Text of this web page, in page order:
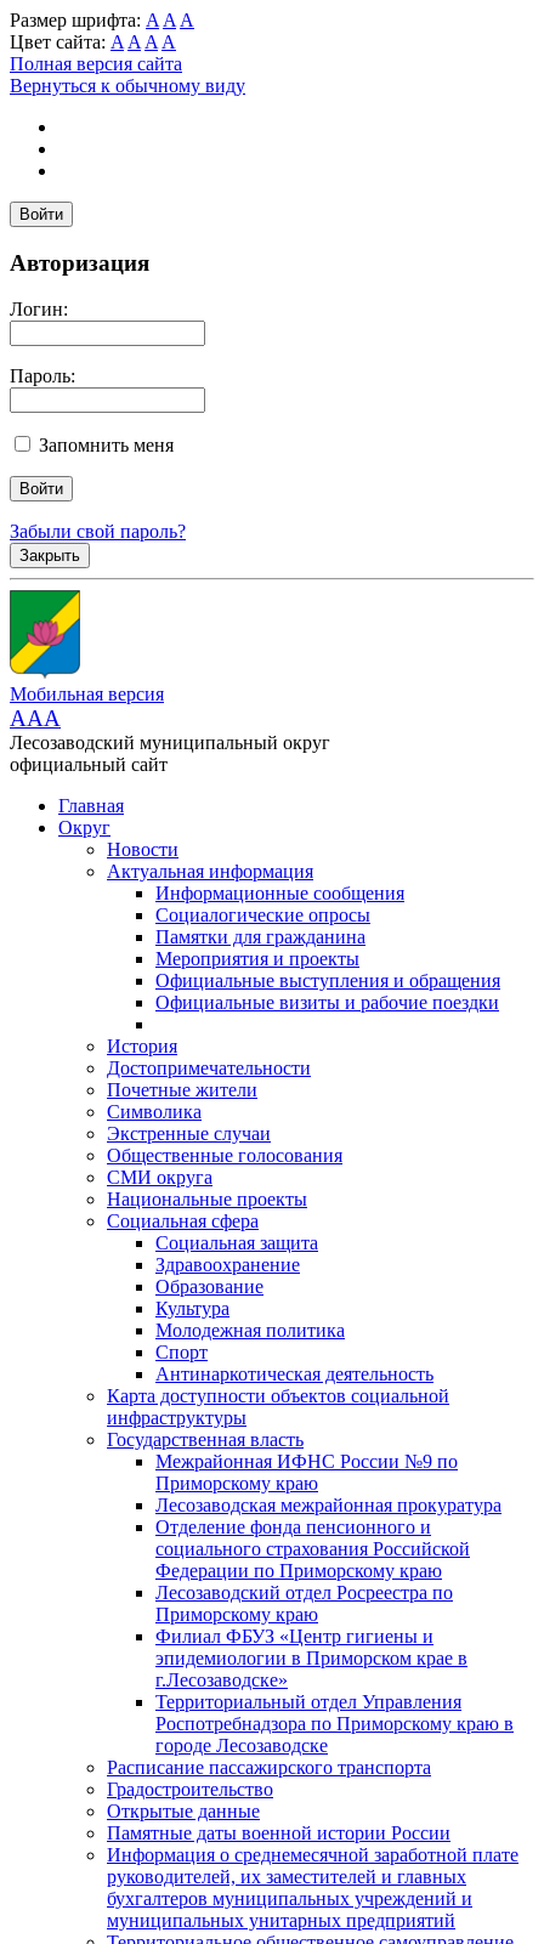
Размер шрифта: A A A
Цвет сайта: A A A A
Полная версия сайта
Вернуться к обычному виду
Войти
Авторизация
Логин:
Пароль:
Запомнить меня
Забыли свой пароль?
Закрыть
Мобильная версия
AAA
Лесозаводский муниципальный округ
официальный сайт
Главная
Округ
Новости
Актуальная информация
Информационные сообщения
Социалогические опросы
Памятки для гражданина
Мероприятия и проекты
Официальные выступления и обращения
Официальные визиты и рабочие поездки
История
Достопримечательности
Почетные жители
Символика
Экстренные случаи
Общественные голосования
СМИ округа
Национальные проекты
Социальная сфера
Социальная защита
Здравоохранение
Образование
Культура
Молодежная политика
Спорт
Антинаркотическая деятельность
Карта доступности объектов социальной
инфраструктуры
Государственная власть
Межрайонная ИФНС России №9 по
Приморскому краю
Лесозаводская межрайонная прокуратура
Отделение фонда пенсионного и
социального страхования Российской
Федерации по Приморскому краю
Лесозаводский отдел Росреестра по
Приморскому краю
Филиал ФБУЗ «Центр гигиены и
эпидемиологии в Приморском крае в
г.Лесозаводске»
Территориальный отдел Управления
Роспотребнадзора по Приморскому краю в
городе Лесозаводске
Расписание пассажирского транспорта
Градостроительство
Открытые данные
Памятные даты военной истории России
Информация о среднемесячной заработной плате
руководителей, их заместителей и главных
бухгалтеров муниципальных учреждений и
муниципальных унитарных предприятий